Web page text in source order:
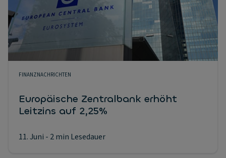
FINANZNACHRICHTEN
Europäische Zentralbank erhöht
Leitzins auf 2,25%
11. Juni - 2 min Lesedauer